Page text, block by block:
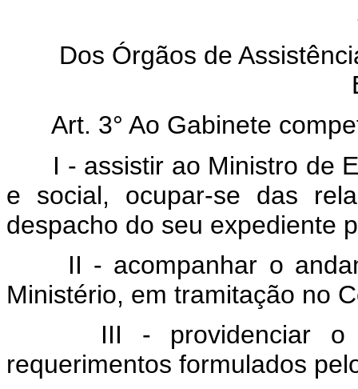
Dos Órgãos de
Art. 3° Ao Gabinete
I - assistir ao Ministro de
e social, ocupar-se das
despacho do seu expediente
II - acompanhar o
Ministério, em tramitação no
III - providenciar o
requerimentos formulados